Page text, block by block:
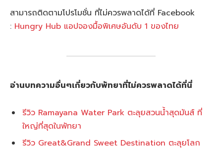
สามารถติดตามโปรโมชั่น ที่ไม่ควรพลาดได้ที่ Facebook
: Hungry Hub แอปจองมื้อพิเศษอันดับ 1 ของไทย
อ่านบทความอื่นๆเกี่ยวกับพัทยาที่ไม่ควรพลาดได้ที่นี่
รีวิว Ramayana Water Park ตะลุยสวนน้ำสุดมันส์ ที่
ใหญ่ที่สุดในพัทยา
รีวิว Great&Grand Sweet Destination ตะลุยโลก